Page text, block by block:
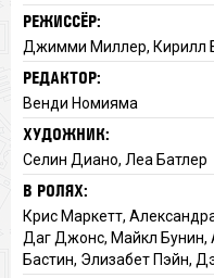
РЕЖИССЁР:
Джимми Миллер, Кирилл
РЕДАКТОР:
Венди Номияма
ХУДОЖНИК:
Селин Диано, Леа Батлер
В РОЛЯХ:
Крис Маркетт,
Даг Джонс, Майкл Бунин,
Бастин, Элизабет Пэйн,